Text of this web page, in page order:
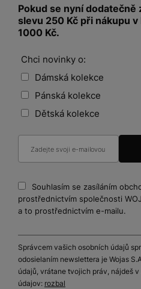
Pokud se nyní
slevu 250 Kč při nákupu
1000 Kč.
Chci novinky o:
Dámská kolekce
Pánská kolekce
Dětská kolekce
Souhlasím se zasíláním
prostřednictvím společnosti
a to prostřednictvím e-mailu.
Správcem vašich osobních údajů
odosielaním newslettera je Wojas
údajů, vrátane tvojich práv, nájdeš
údajov: rozbal